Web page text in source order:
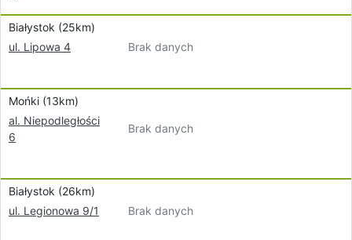
Białystok (25km)
ul. Lipowa 4
Brak danych
Mońki (13km)
al. Niepodległości
6
Brak danych
Białystok (26km)
ul. Legionowa 9/1
Brak danych